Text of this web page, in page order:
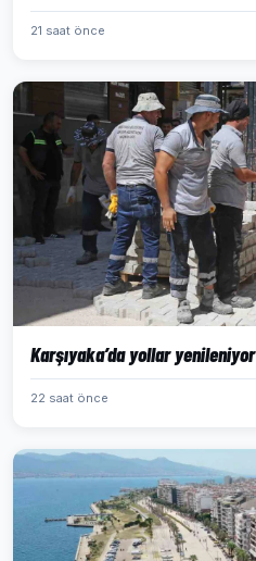
21 saat önce
Karşıyaka’da yollar yenileniyor
22 saat önce